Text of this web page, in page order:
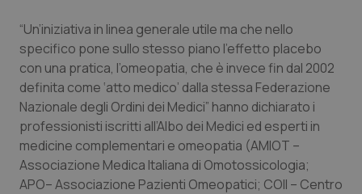
Provincia Autonoma di Trento
Puglia
Sardegna
Sicilia
Ipertensione & Scompenso
Malattie rare
Malattia di Crohn & Rettocolite Ulcerosa
Neuroscienze & patologie neurodegenerative
“Un’iniziativa in linea generale utile ma che nello
specifico pone sullo stesso piano l’effetto placebo
con una pratica, l’omeopatia, che è invece fin dal 2002
definita come ‘atto medico’ dalla stessa Federazione
Nazionale degli Ordini dei Medici” hanno dichiarato i
professionisti iscritti all’Albo dei Medici ed esperti in
medicine complementari e omeopatia (AMIOT –
Associazione Medica Italiana di Omotossicologia;
APO– Associazione Pazienti Omeopatici; COII – Centro